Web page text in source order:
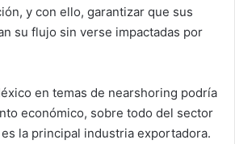
y con ello, garantizar que sus
su flujo sin verse impactadas por
en temas de nearshoring podría
económico, sobre todo del sector
la principal industria exportadora.